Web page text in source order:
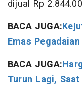
dijual Rp
BACA JUGA:
Emas
BACA JUGA:
Turun Lagi,